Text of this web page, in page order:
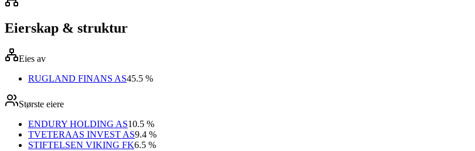
Eierskap & struktur
Eies av
RUGLAND FINANS AS45.5 %
Største eiere
ENDURY HOLDING AS10.5 %
TVETERAAS INVEST AS9.4 %
STIFTELSEN VIKING FK6.5 %